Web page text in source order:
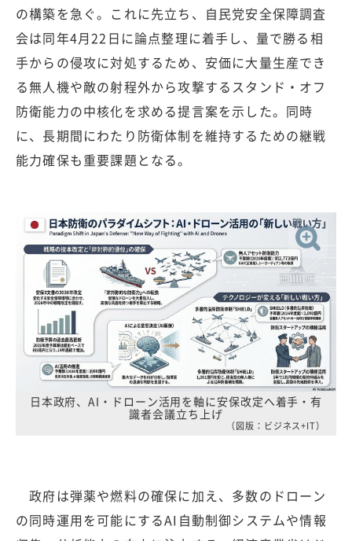
の構築を急ぐ。これに先立ち、自民党安全保障調査
会は同年4月22日に論点整理に着手し、量で勝る相
手からの侵攻に対処するため、安価に大量生産でき
る無人機や敵の射程外から攻撃するスタンド・オフ
防衛能力の中核化を求める提言案を示した。同時
に、長期間にわたり防衛体制を維持するための継戦
能力確保も重要課題となる。
日本政府、AI・ドローン活用を軸に安保改定へ着手・有
識者会議立ち上げ
（図版：ビジネス+IT）
政府は弾薬や燃料の確保に加え、多数のドローン
の同時運用を可能にするAI自動制御システムや情報